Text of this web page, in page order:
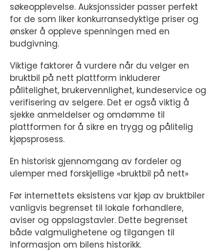
søkeopplevelse. Auksjonssider passer perfekt
for de som liker konkurransedyktige priser og
ønsker å oppleve spenningen med en
budgivning.
Viktige faktorer å vurdere når du velger en
bruktbil på nett plattform inkluderer
pålitelighet, brukervennlighet, kundeservice og
verifisering av selgere. Det er også viktig å
sjekke anmeldelser og omdømme til
plattformen for å sikre en trygg og pålitelig
kjøpsprosess.
En historisk gjennomgang av fordeler og
ulemper med forskjellige «bruktbil på nett»
Før internettets eksistens var kjøp av bruktbiler
vanligvis begrenset til lokale forhandlere,
aviser og oppslagstavler. Dette begrenset
både valgmulighetene og tilgangen til
informasjon om bilens historikk.